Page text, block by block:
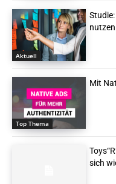
Aktuell
Top Thema
Mit
sich